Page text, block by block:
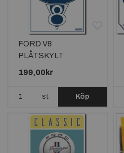
FORD V8
PLÅTSKYLT
40,5x31,5cm
199,00kr
st Köp